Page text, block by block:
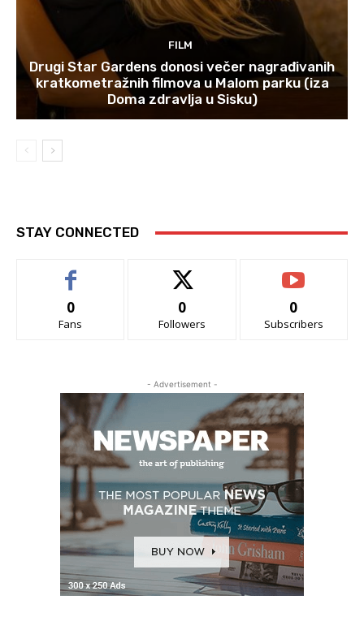
FILM
Drugi Star Gardens donosi večer nagrađivanih
kratkometražnih filmova u Malom parku (iza
Doma zdravlja u Sisku)
STAY CONNECTED
0
Fans
0
Followers
0
Subscribers
- Advertisement -